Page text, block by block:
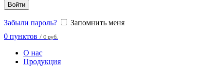
Войти
Забыли пароль?
Запомнить меня
0 пунктов / 0 руб.
О нас
Продукция